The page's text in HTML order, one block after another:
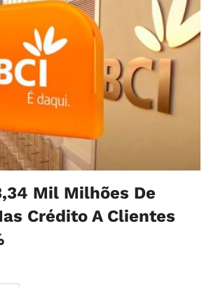
Mil Milhões De
Crédito A Clientes